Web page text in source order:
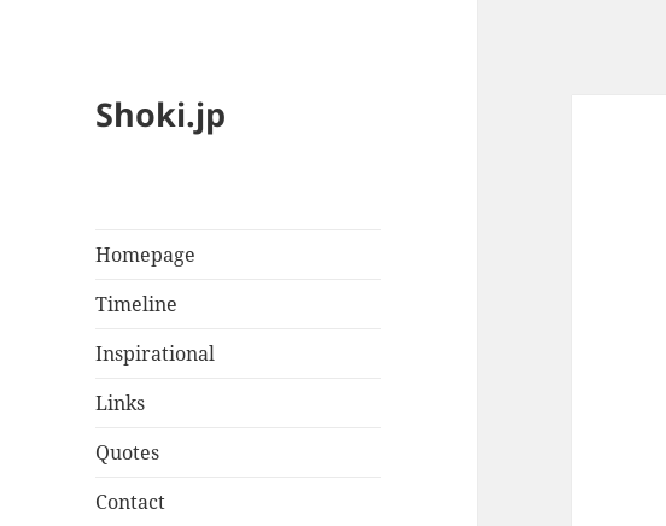
Shoki.jp
Homepage
Timeline
Inspirational
Links
Quotes
Contact